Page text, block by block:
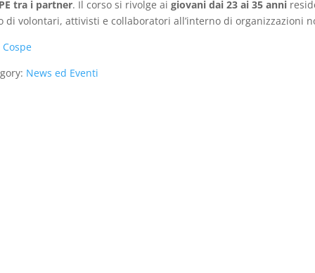
tra i partner. Il corso si rivolge ai giovani dai 23 ai 35 anni
di volontari, attivisti e collaboratori all’interno di organizzazioni
Cospe
News ed Eventi